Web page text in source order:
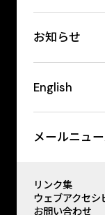
お知らせ
English
メールニュ
リンク集
ウェブアクセシ
お問い合わせ